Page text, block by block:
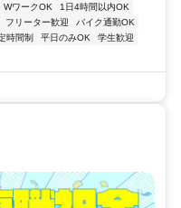
WワークOK
1日4時間以内OK
フリーター歓迎
バイク通勤OK
時間制 平日のみOK
学生歓迎